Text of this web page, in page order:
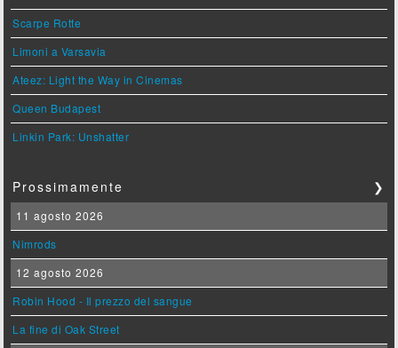
Scarpe Rotte
Limoni a Varsavia
Ateez: Light the Way in Cinemas
Queen Budapest
Linkin Park: Unshatter
Prossimamente ❯
11 agosto 2026
Nimrods
12 agosto 2026
Robin Hood - Il prezzo del sangue
La fine di Oak Street